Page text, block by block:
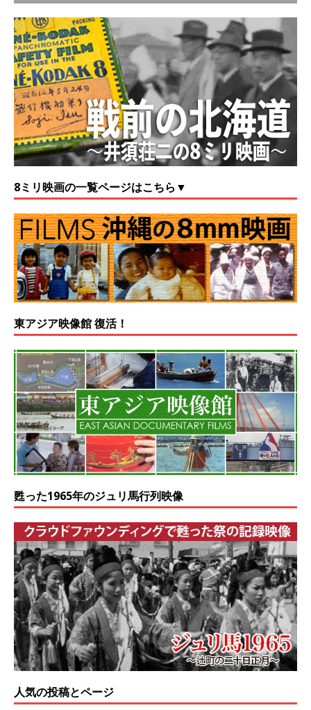
8ミリ映画の一覧ページはこちら▼
東アジア映像館 復活！
甦った1965年のジュリ馬行列映像
人気の投稿とページ